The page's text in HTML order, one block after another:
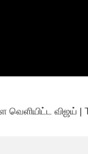
வெளியிட்ட விஜய் |